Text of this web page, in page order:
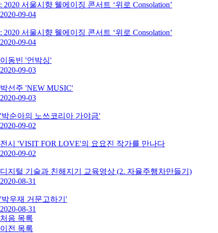
: 2020 서울시향 웰에이징 콘서트 ‘위로 Consolation’
2020-09-04
: 2020 서울시향 웰에이징 콘서트 ‘위로 Consolation’
2020-09-04
이동빈 '언박싱'
2020-09-03
박선주 'NEW MUSIC'
2020-09-03
'박순아의 노쓰코리아 가야금'
2020-09-02
전시 'VISIT FOR LOVE'의 요요진 작가를 만나다
2020-09-02
디지털 기술과 친해지기 교육영상 (2. 자율주행차만들기)
2020-08-31
'박우재 거문고하기'
2020-08-31
처음 목록
이전 목록